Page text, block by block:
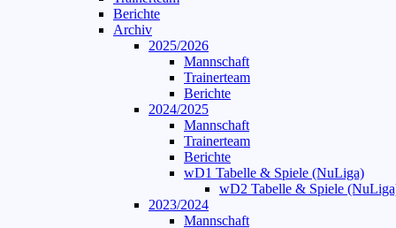
Berichte
Archiv
2025/2026
Mannschaft
Trainerteam
Berichte
2024/2025
Mannschaft
Trainerteam
Berichte
wD1 Tabelle & Spiele (NuLiga)
wD2 Tabelle & Spiele
2023/2024
Mannschaft